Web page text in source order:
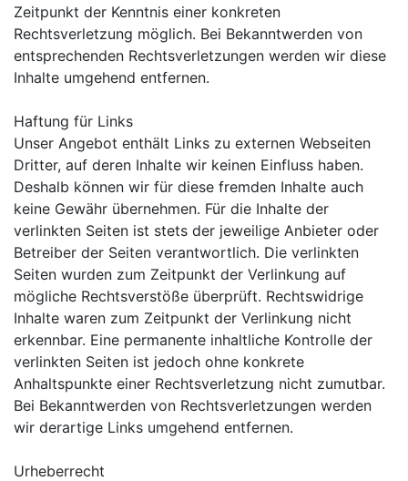
Zeitpunkt der Kenntnis einer konkreten
Rechtsverletzung möglich. Bei Bekanntwerden von
entsprechenden Rechtsverletzungen werden wir diese
Inhalte umgehend entfernen.
Haftung für Links
Unser Angebot enthält Links zu externen Webseiten
Dritter, auf deren Inhalte wir keinen Einfluss haben.
Deshalb können wir für diese fremden Inhalte auch
keine Gewähr übernehmen. Für die Inhalte der
verlinkten Seiten ist stets der jeweilige Anbieter oder
Betreiber der Seiten verantwortlich. Die verlinkten
Seiten wurden zum Zeitpunkt der Verlinkung auf
mögliche Rechtsverstöße überprüft. Rechtswidrige
Inhalte waren zum Zeitpunkt der Verlinkung nicht
erkennbar. Eine permanente inhaltliche Kontrolle der
verlinkten Seiten ist jedoch ohne konkrete
Anhaltspunkte einer Rechtsverletzung nicht zumutbar.
Bei Bekanntwerden von Rechtsverletzungen werden
wir derartige Links umgehend entfernen.
Urheberrecht